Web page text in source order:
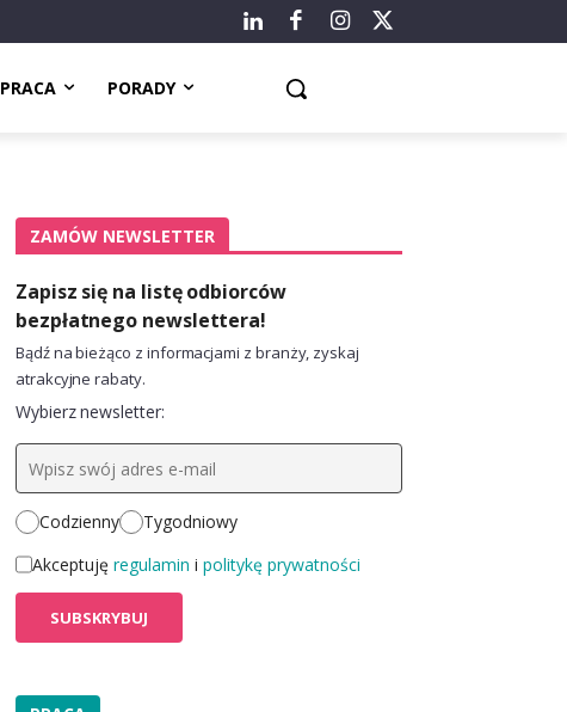
PRACA PORADY
ZAMÓW NEWSLETTER
Zapisz się na listę odbiorców
bezpłatnego newslettera!
Bądź na bieżąco z informacjami z branży, zyskaj
atrakcyjne rabaty.
Wybierz newsletter:
Codzienny
Tygodniowy
Akceptuję regulamin i politykę prywatności